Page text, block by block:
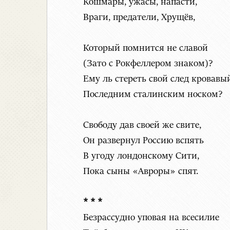
Кошмары, ужасы, напасти,
Враги, предатели, Хрущёв,
Который помнится не славой
(Зато с Рокфеллером знаком)?
Ему ль стереть свой след
Последним сталинским носком?
Свободу дав своей же свите,
Он развернул Россию вспять
В угоду лондонскому Сити,
Пока сыны «Авроры» спят.
* * *
Безрассудно уповая на всесилие